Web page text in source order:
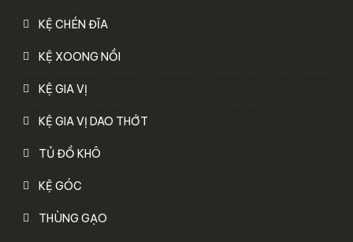
KỆ CHÉN ĐĨA
KỆ XOONG NỒI
KỆ GIA VỊ
KỆ GIA VỊ DAO THỚT
TỦ ĐỒ KHÔ
KỆ GÓC
THÙNG GẠO